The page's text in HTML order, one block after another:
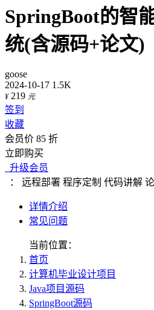
SpringBoot的智
统(含源码+论文)
goose
2024-10-17 1.5K
¥ 219 元
签到
收藏
会员价 85 折
立即购买
升级会员
： 远程部署 程序定制 代码讲解
详情介绍
常见问题
当前位置：
首页
计算机毕业设计项目
Java项目源码
SpringBoot源码